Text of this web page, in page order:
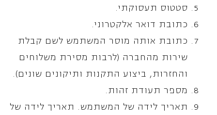
סטטוס תעסוקתי.
כתובת דואר אלקטרוני.
כתובת אותה מוסר המשתמש לשם קבלת
שירות מהחברה (לרבות מסירת משלוחים
והחזרות, ביצוע התקנות ותיקונים שונים).
מספר תעודת זהות.
תאריך לידה של המשתמש. תאריך לידה של